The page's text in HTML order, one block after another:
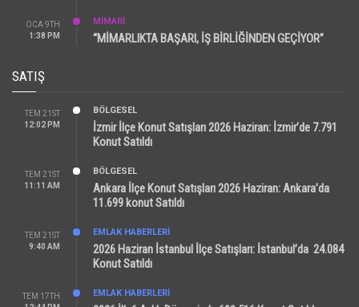
OCA 9TH
1:38 PM
MİMARİ
“MİMARLIKTA BAŞARI, İŞ BİRLİĞİNDEN GEÇİYOR”
SATIŞ
TEM 21ST
12:02 PM
BÖLGESEL
İzmir İlçe Konut Satışları 2026 Haziran: İzmir’de 7.791
Konut Satıldı
TEM 21ST
11:11 AM
BÖLGESEL
Ankara İlçe Konut Satışları 2026 Haziran: Ankara’da
11.699 konut Satıldı
TEM 21ST
9:40 AM
EMLAK HABERLERI
2026 Haziran İstanbul İlçe Satışları: İstanbul’da 24.084
Konut Satıldı
TEM 17TH
EMLAK HABERLERI